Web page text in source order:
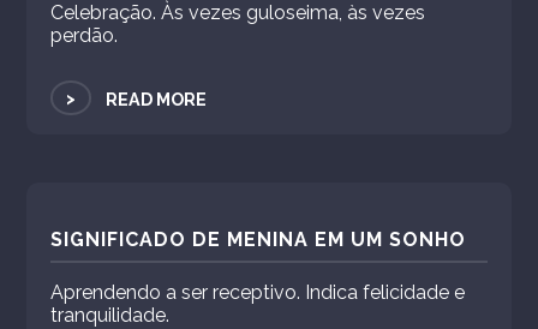
Celebração. Às vezes guloseima, às vezes
perdão.
> READ MORE
SIGNIFICADO DE MENINA EM UM SONHO
Aprendendo a ser receptivo. Indica felicidade e
tranquilidade.